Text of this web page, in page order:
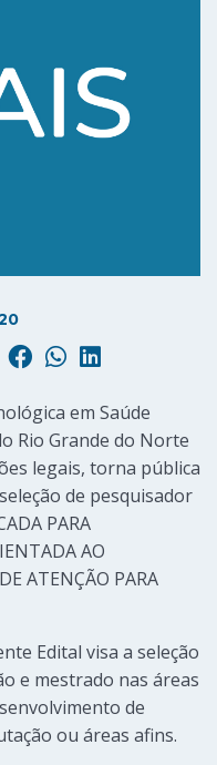
em Saúde
Rio Grande do Norte
legais, torna pública
de pesquisador
PARA
AO
ATENÇÃO PARA
Edital visa a seleção
e mestrado nas áreas
de
ou áreas afins.